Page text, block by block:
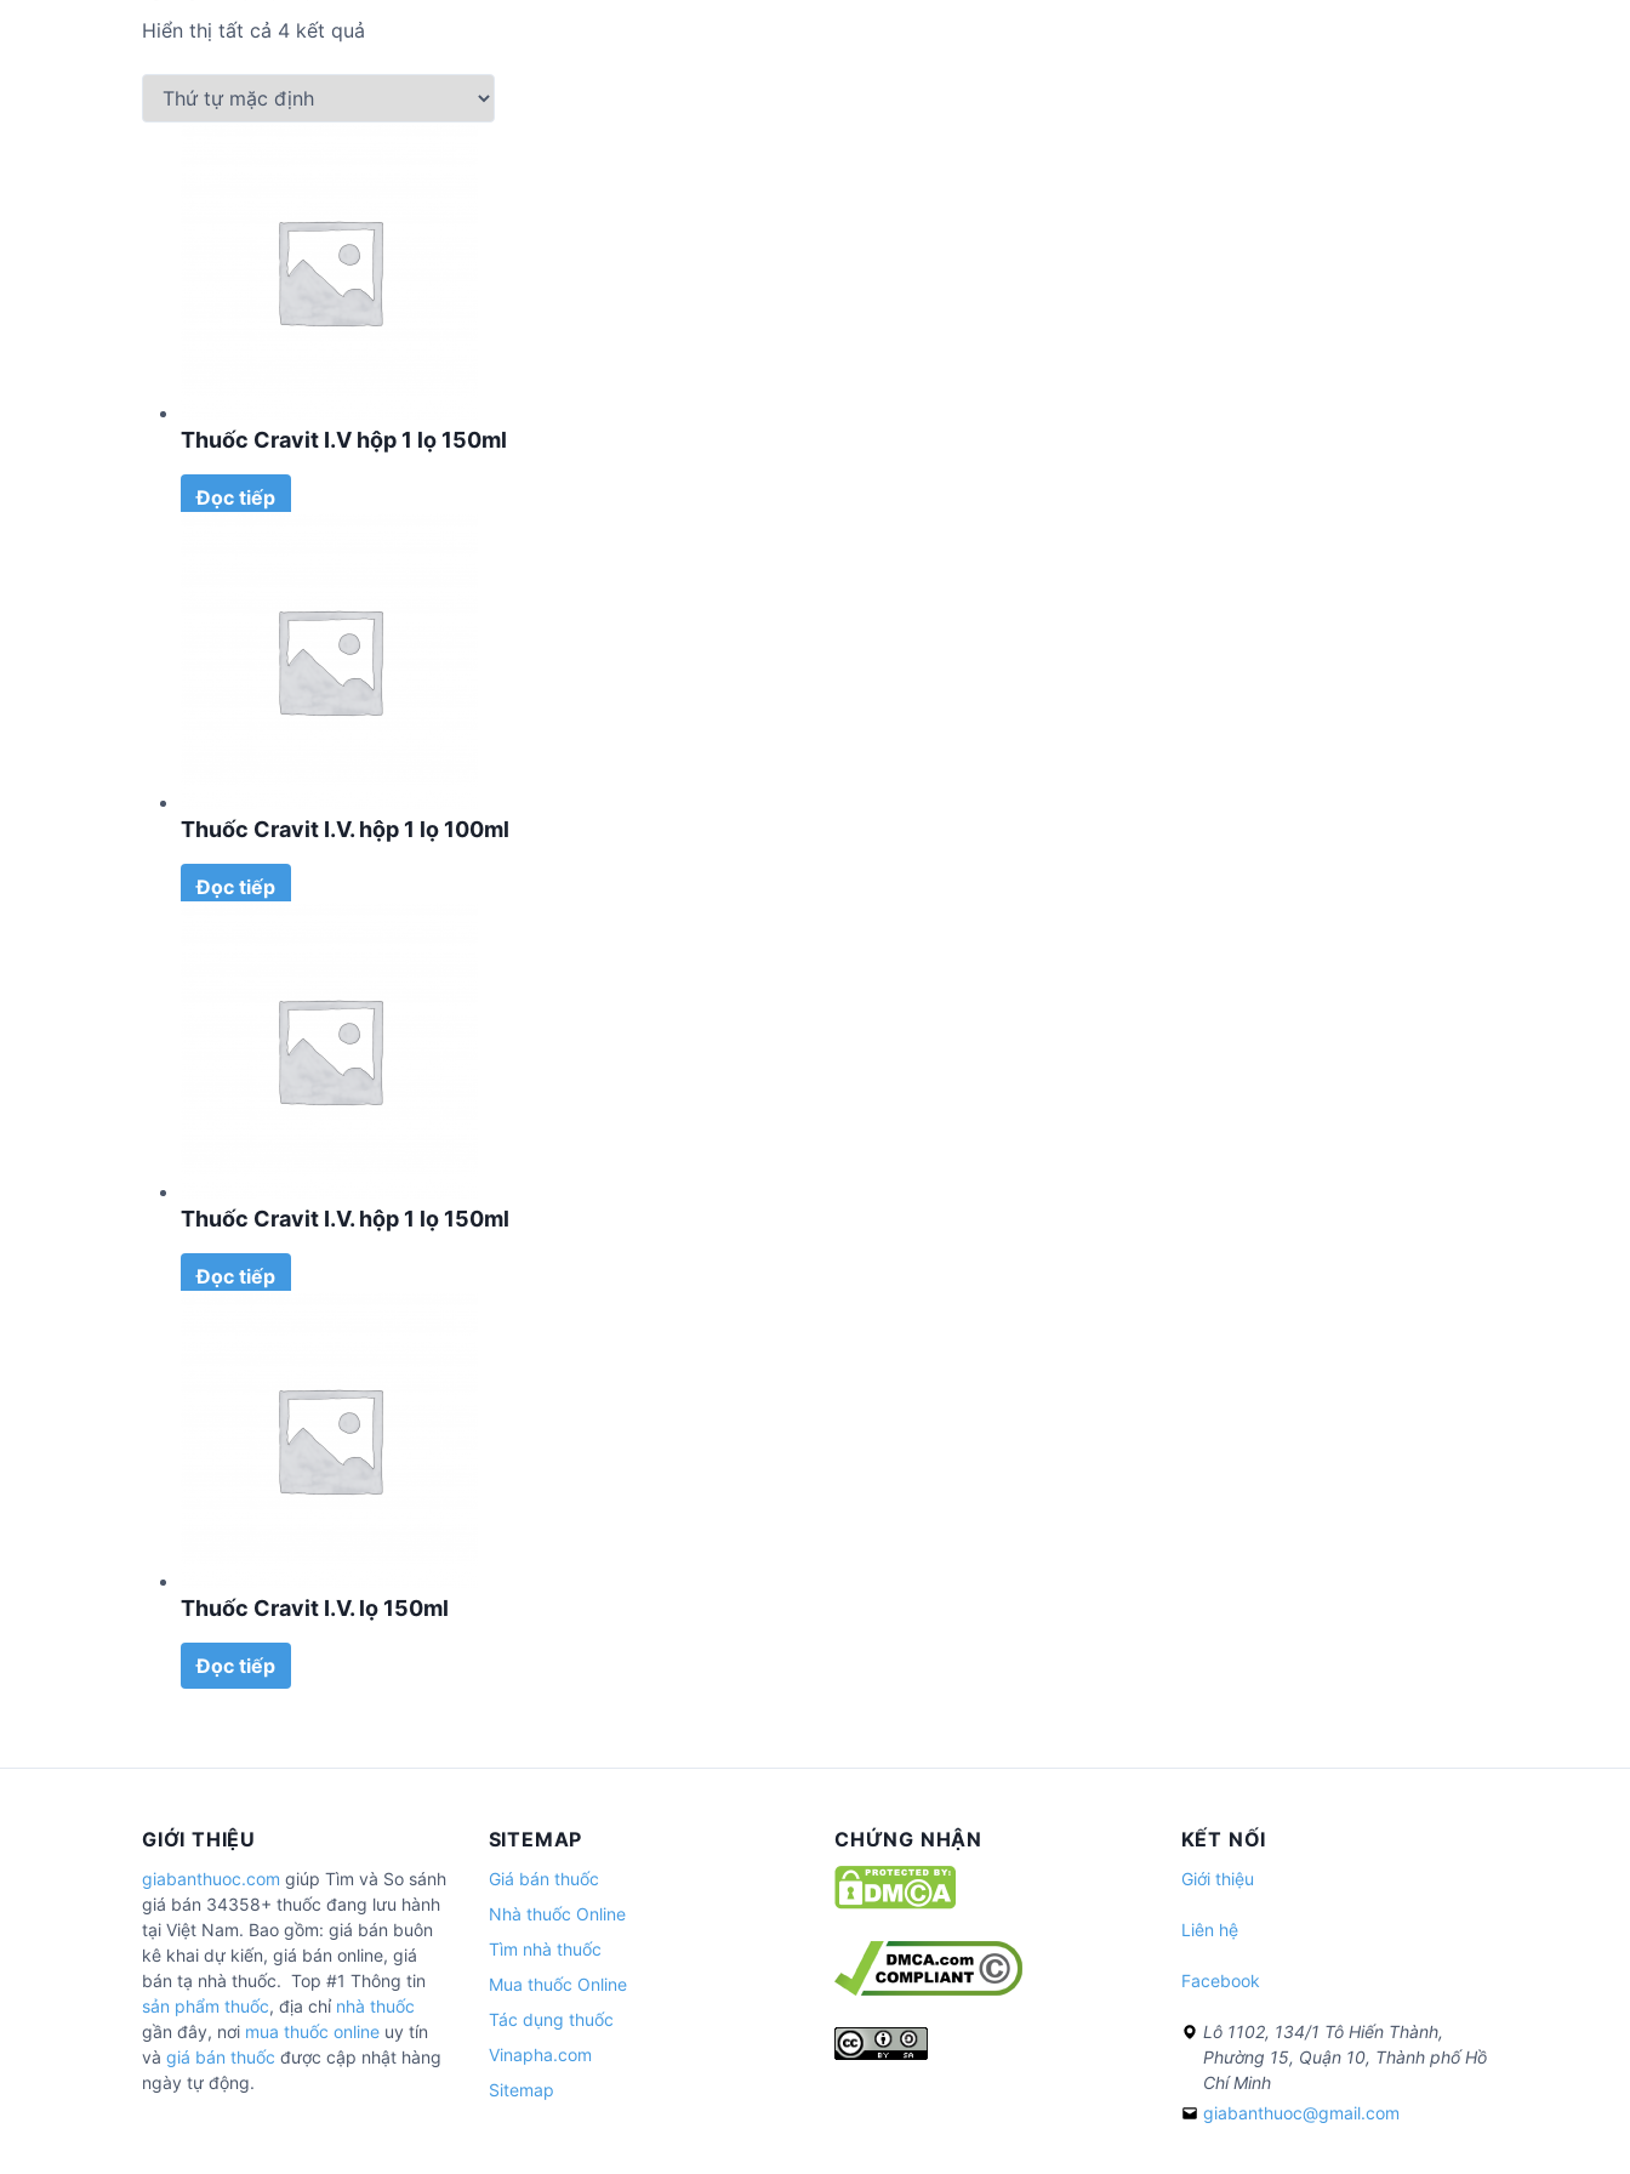
Hiển thị tất cả 4 kết quả
Thuốc Cravit I.V hộp 1 lọ 150ml
Đọc tiếp
Thuốc Cravit I.V. hộp 1 lọ 100ml
Đọc tiếp
Thuốc Cravit I.V. hộp 1 lọ 150ml
Đọc tiếp
Thuốc Cravit I.V. lọ 150ml
Đọc tiếp
GIỚI THIỆU
giabanthuoc.com giúp Tìm và So sánh
giá bán 34358+ thuốc đang lưu hành
tại Việt Nam. Bao gồm: giá bán buôn
kê khai dự kiến, giá bán online, giá
bán tạ nhà thuốc. Top #1 Thông tin
sản phẩm thuốc, địa chỉ nhà thuốc
gần đây, nơi mua thuốc online uy tín
và giá bán thuốc được cập nhật hàng
ngày tự động.
SITEMAP
Giá bán thuốc
Nhà thuốc Online
Tìm nhà thuốc
Mua thuốc Online
Tác dụng thuốc
Vinapha.com
Sitemap
CHỨNG NHẬN KẾT NỐI
Giới thiệu
Liên hệ
Facebook
Lô 1102, 134/1 Tô Hiến Thành,
Phường 15, Quận 10, Thành phố Hồ
Chí Minh
giabanthuoc@gmail.com